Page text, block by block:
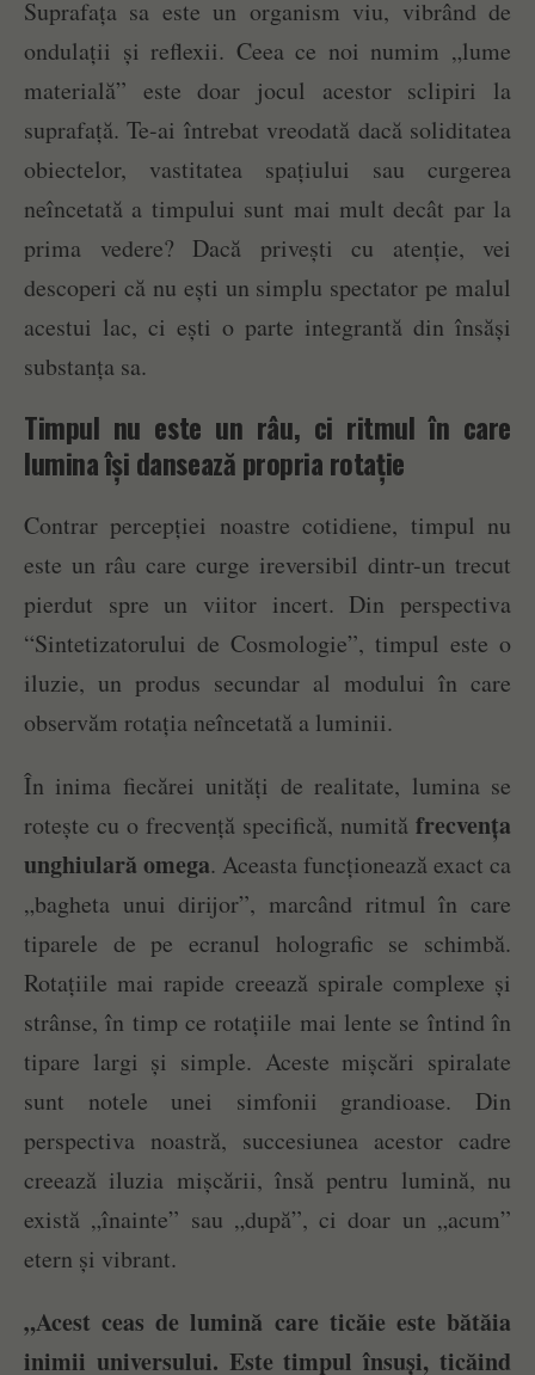
Suprafața sa este un organism viu, vibrând de
ondulații și reflexii. Ceea ce noi numim „lume
materială” este doar jocul acestor sclipiri la
suprafață. Te-ai întrebat vreodată dacă soliditatea
obiectelor, vastitatea spațiului sau curgerea
neîncetată a timpului sunt mai mult decât par la
prima vedere? Dacă privești cu atenție, vei
descoperi că nu ești un simplu spectator pe malul
acestui lac, ci ești o parte integrantă din însăși
substanța sa.
Timpul nu este un râu, ci ritmul în care
lumina își dansează propria rotație
Contrar percepției noastre cotidiene, timpul nu
este un râu care curge ireversibil dintr-un trecut
pierdut spre un viitor incert. Din perspectiva
“Sintetizatorului de Cosmologie”, timpul este o
iluzie, un produs secundar al modului în care
observăm rotația neîncetată a luminii.
În inima fiecărei unități de realitate, lumina se
rotește cu o frecvență specifică, numită frecvența
unghiulară omega. Aceasta funcționează exact ca
„bagheta unui dirijor”, marcând ritmul în care
tiparele de pe ecranul holografic se schimbă.
Rotațiile mai rapide creează spirale complexe și
strânse, în timp ce rotațiile mai lente se întind în
tipare largi și simple. Aceste mișcări spiralate
sunt notele unei simfonii grandioase. Din
perspectiva noastră, succesiunea acestor cadre
creează iluzia mișcării, însă pentru lumină, nu
există „înainte” sau „după”, ci doar un „acum”
etern și vibrant.
„Acest ceas de lumină care ticăie este bătăia
inimii universului. Este timpul însuși, ticăind